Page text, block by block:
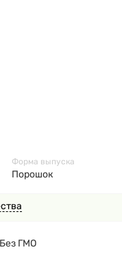
Без ГМО
Форма выпуска
Порошок